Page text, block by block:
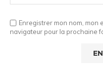
Enregistrer mon nom, mon
navigateur pour la prochaine